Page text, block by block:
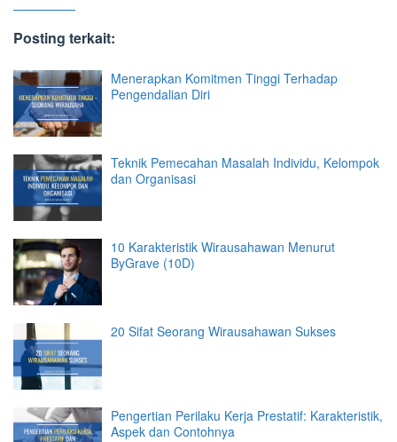
Posting terkait:
Menerapkan Komitmen Tinggi Terhadap
Pengendalian Diri
Teknik Pemecahan Masalah Individu, Kelompok
dan Organisasi
10 Karakteristik Wirausahawan Menurut
ByGrave (10D)
20 Sifat Seorang Wirausahawan Sukses
Pengertian Perilaku Kerja Prestatif: Karakteristik,
Aspek dan Contohnya